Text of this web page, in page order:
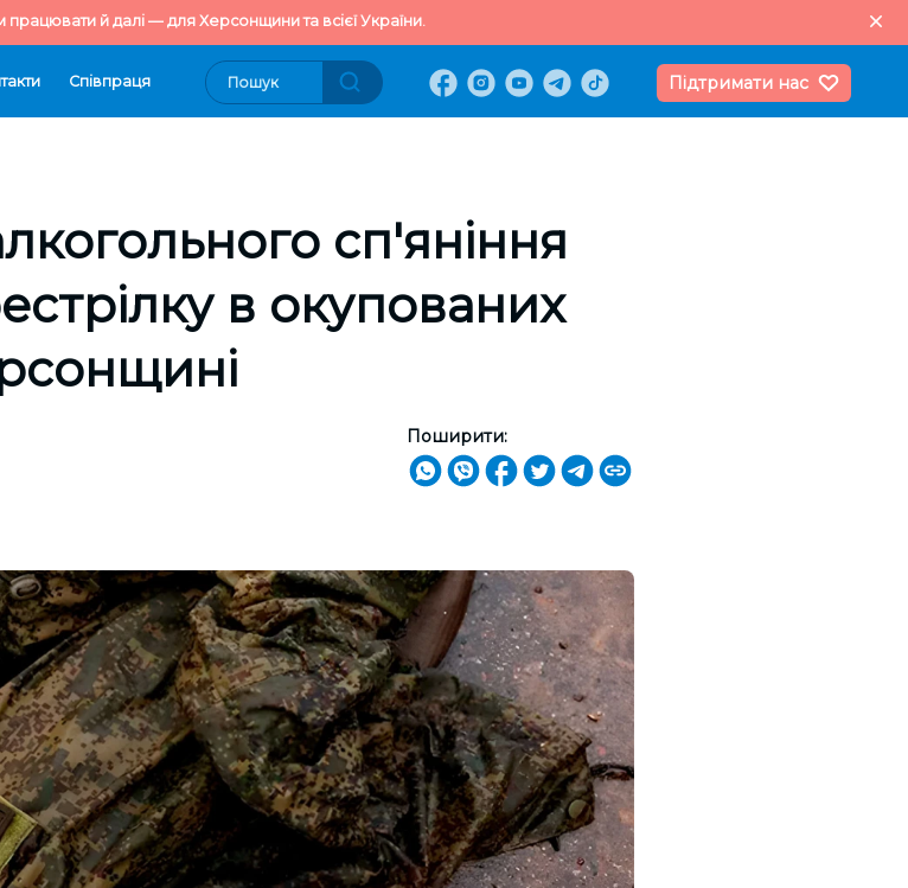
й далі — для Херсонщини та всієї України.
Cпівпраця Підтримати нас
сп'яніння
в окупованих
Поширити: